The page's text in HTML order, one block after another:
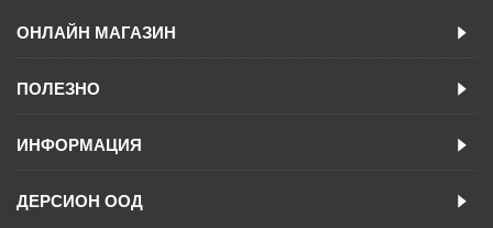
ОНЛАЙН МАГАЗИН
ПОЛЕЗНО
ИНФОРМАЦИЯ
ДЕРСИОН ООД